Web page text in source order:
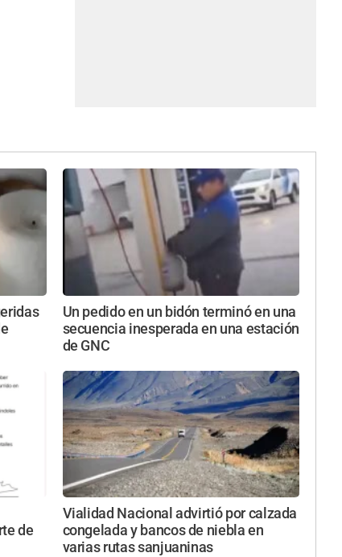
Un pedido en un bidón terminó en una
secuencia inesperada en una estación
de GNC
de
Vialidad Nacional advirtió por calzada
congelada y bancos de niebla en
varias rutas sanjuaninas